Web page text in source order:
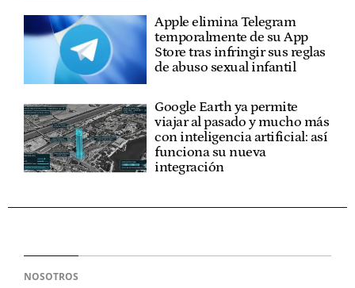
Apple elimina Telegram
temporalmente de su App
Store tras infringir sus reglas
de abuso sexual infantil
Google Earth ya permite
viajar al pasado y mucho más
con inteligencia artificial: así
funciona su nueva
integración
NOSOTROS